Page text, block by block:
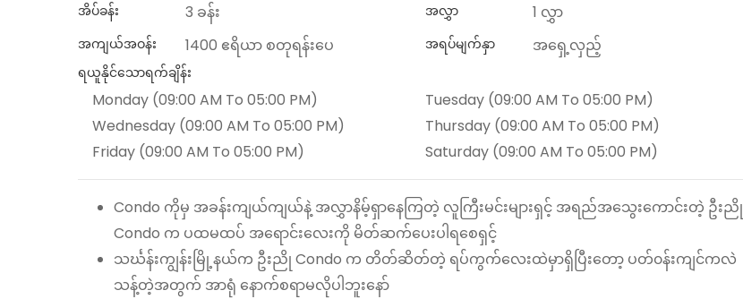
အိပ်ခန်း 3 ခန်း အလွှာ 1 လွှာ
အကျယ်အဝန်း 1400 ဧရိယာ စတုရန်းပေ အရပ်မျက်နှာ အရှေ့လှည့်
ရယူနိုင်သောရက်ချိန်း
Monday (09:00 AM To 05:00 PM)
Tuesday (09:00 AM To 05:00 PM)
Wednesday (09:00 AM To 05:00 PM)
Thursday (09:00 AM To 05:00 PM)
Friday (09:00 AM To 05:00 PM)
Saturday (09:00 AM To 05:00 PM)
Condo ကိုမှ အခန်းကျယ်ကျယ်နဲ့ အလွှာနိမ့်ရှာနေကြတဲ့ လူကြီးမင်းများရှင့် အရည်အသွေးကောင်းတဲ့ ဦးညို
Condo က ပထမထပ် အရောင်းလေးကို မိတ်ဆက်ပေးပါရစေရှင့်
သင်္ဃန်းကျွန်းမြို့နယ်က ဦးညို Condo က တိတ်ဆိတ်တဲ့ ရပ်ကွက်လေးထဲမှာရှိပြီးတော့ ပတ်၀န်းကျင်ကလဲ
သန့်တဲ့အတွက် အာရုံ နောက်စရာမလိုပါဘူးနော်